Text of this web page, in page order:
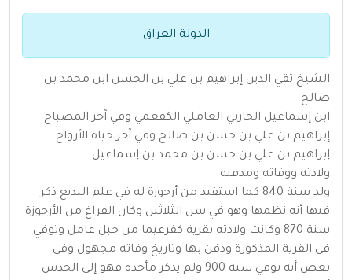
الدولة العراق
الشيخ تقي الدين إبراهيم بن علي بن الحسن ابن محمد بن
صالح
ابن إسماعيل الحارثي العاملي الكفعمي وفي آخر المصباح
إبراهيم بن علي بن حسن بن صالح وفي آخر حياة الأرواح
إبراهيم بن علي بن حسن بن محمد بن إسماعيل.
ولادته ووفاته ومدفنه
ولد سنة 840 كما استفيد من أرجوزة له في علم البديع ذكر
فيها أنه نظمها وهو في سن الثلاثين وكان الفراغ من الأرجوزة
سنة 870 وكانت ولادته بقرية كفرعيما من جبل عامل وتوفي
في القرية المذكورة ودفن بها وتاريخ وفاته مجهول وفي
بعض أنه توفي سنة 900 ولم يذكر مأخذه فهو إلى الحدس